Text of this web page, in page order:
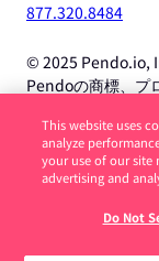
877.320.8484
© 2025 Pendo.io,
Pendoの商標、プ
使用することはで
求人詐欺に注意
This website uses
analyze
your use of our site
advertising and
Do Not